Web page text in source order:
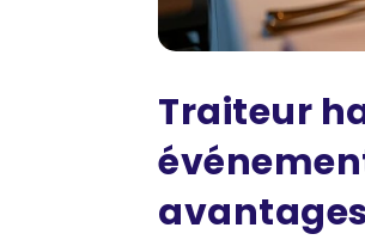
Traiteur